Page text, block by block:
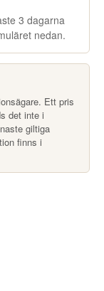
3 dagarna
nedan.
Ett pris
det inte i
giltiga
finns i